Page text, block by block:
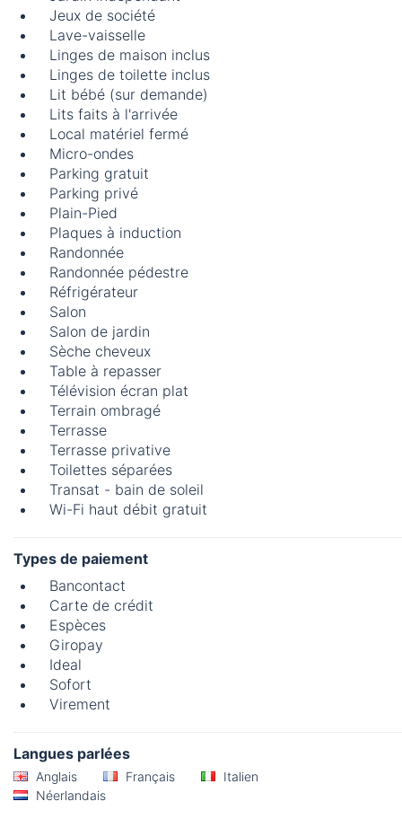
Jeux de société
Lave-vaisselle
Linges de maison inclus
Linges de toilette inclus
Lit bébé (sur demande)
Lits faits à l'arrivée
Local matériel fermé
Micro-ondes
Parking gratuit
Parking privé
Plain-Pied
Plaques à induction
Randonnée
Randonnée pédestre
Réfrigérateur
Salon
Salon de jardin
Sèche cheveux
Table à repasser
Télévision écran plat
Terrain ombragé
Terrasse
Terrasse privative
Toilettes séparées
Transat - bain de soleil
Wi-Fi haut débit gratuit
Types de paiement
Bancontact
Carte de crédit
Espèces
Giropay
Ideal
Sofort
Virement
Langues parlées
Anglais Français
Italien
Néerlandais